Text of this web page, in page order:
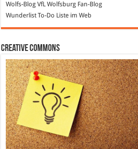
Wolfs-Blog VfL Wolfsburg Fan-Blog
WunderlistTo-Do Liste im Web
Creative Commons